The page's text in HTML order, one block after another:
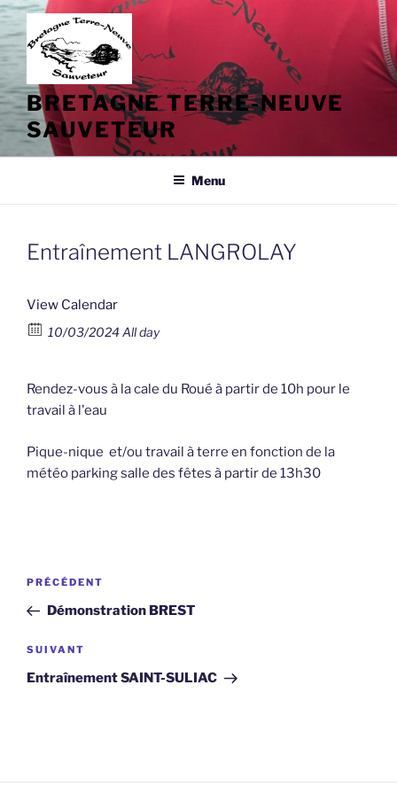
Aller
au
contenu
principal
BRETAGNE TERRE-NEUVE
SAUVETEUR
Menu
Entraînement LANGROLAY
View Calendar
10/03/2024 All day
Rendez-vous à la cale du Roué à partir de 10h pour le
travail à l'eau
Pique-nique et/ou travail à terre en fonction de la
météo parking salle des fêtes à partir de 13h30
Navigation
l’article
Article
précédent
PRÉCÉDENT
Démonstration BREST
Article
suivant
SUIVANT
Entraînement SAINT-SULIAC